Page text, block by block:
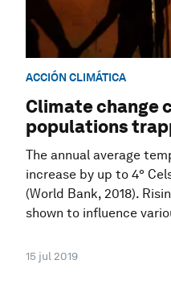
ACCIÓN CLIMÁTICA
Climate change
populations
The annual average
increase by up to 4°
(World Bank, 2018).
shown to influence
15 jul 2019